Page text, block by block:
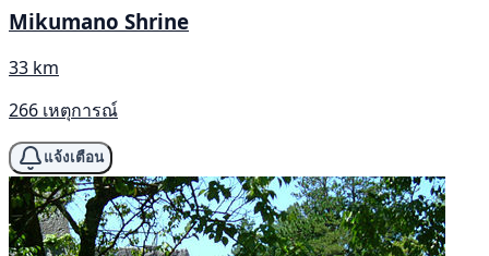
Mikumano Shrine
33 km
266 เหตุการณ์
แจ้งเตือน